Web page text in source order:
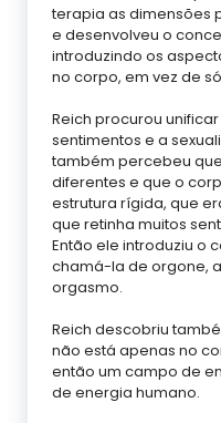
terapia as dimensões
e desenvolveu o
introduzindo os
no corpo, em vez de
Reich procurou
sentimentos e a
também percebeu
diferentes e que o
estrutura rígida, que
que retinha muitos
Então ele introduziu o
chamá-la de orgone,
orgasmo.
Reich descobriu
não está apenas no
então um campo de
de energia humano.